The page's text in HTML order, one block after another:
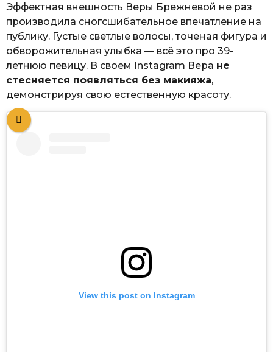
Эффектная внешность Веры Брежневой не раз
производила сногсшибательное впечатление на
публику. Густые светлые волосы, точеная фигура и
обворожительная улыбка — всё это про 39-
летнюю певицу. В своем Instagram Вера не
стесняется появляться без макияжа,
демонстрируя свою естественную красоту.
View this post on Instagram